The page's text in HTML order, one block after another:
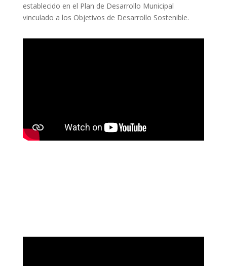
establecido en el Plan de Desarrollo Municipal
vinculado a los Objetivos de Desarrollo Sostenible.